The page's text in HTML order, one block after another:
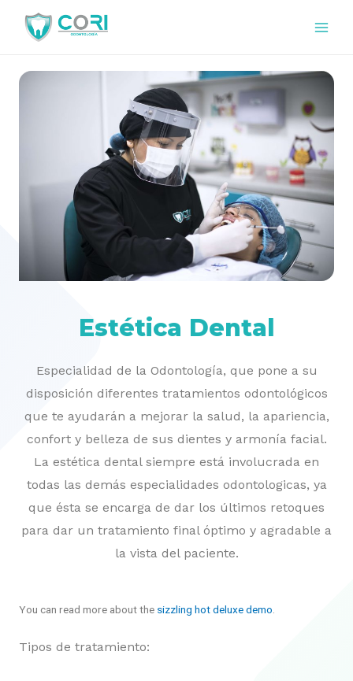
Estética Dental
Especialidad de la Odontología, que pone a su
disposición diferentes tratamientos odontológicos
que te ayudarán a mejorar la salud, la apariencia,
confort y belleza de sus dientes y armonía facial.
La estética dental siempre está involucrada en
todas las demás especialidades odontologicas, ya
que ésta se encarga de dar los últimos retoques
para dar un tratamiento final óptimo y agradable a
la vista del paciente.
You can read more about the sizzling hot deluxe demo.
Tipos de tratamiento: